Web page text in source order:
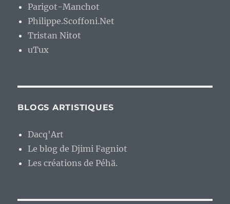
Parigot-Manchot
Philippe.Scoffoni.Net
Tristan Nitot
uTux
BLOGS ARTISTIQUES
Dacq'Art
Le blog de Djimi Fagniot
Les créations de Péhä.